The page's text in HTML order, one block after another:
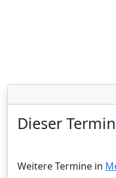
Dieser
Weitere Termine in